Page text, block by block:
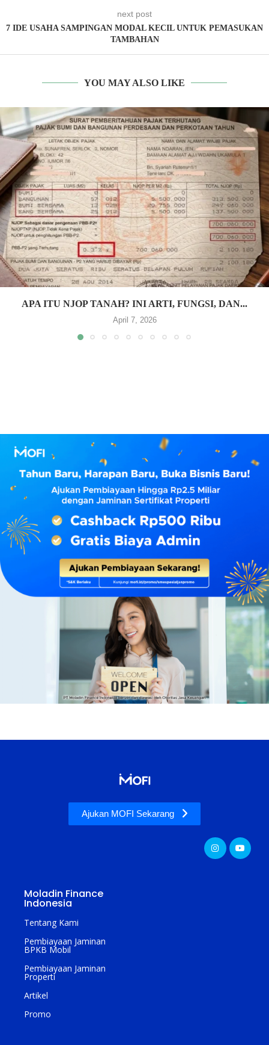
next post
7 IDE USAHA SAMPINGAN MODAL KECIL UNTUK PEMASUKAN
TAMBAHAN
YOU MAY ALSO LIKE
APA ITU NJOP TANAH? INI ARTI, FUNGSI, DAN...
April 7, 2026
Ajukan MOFI Sekarang
Moladin Finance
Indonesia
Tentang Kami
Pembiayaan Jaminan
BPKB Mobil
Pembiayaan Jaminan
Properti
Artikel
Promo